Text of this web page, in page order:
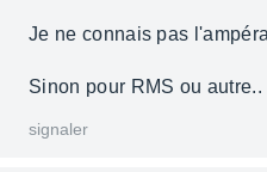
Je ne connais pas
Sinon pour RMS ou
signaler